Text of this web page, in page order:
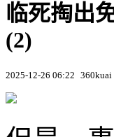
临死掏出
(2)
2025-12-26 06:22 360kuai